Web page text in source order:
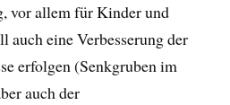
vor allem für Kinder und
auch eine Verbesserung der
erfolgen (Senkgruben im
auch der